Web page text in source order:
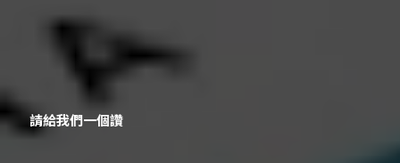
請給我們一個讚